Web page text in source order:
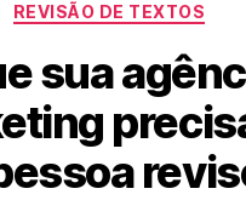
REVISÃO DE TEXTOS
sua